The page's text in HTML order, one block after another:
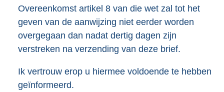
Overeenkomst artikel 8 van die wet zal tot het
geven van de aanwijzing niet eerder worden
overgegaan dan nadat dertig dagen zijn
verstreken na verzending van deze brief.
Ik vertrouw erop u hiermee voldoende te hebben
geïnformeerd.